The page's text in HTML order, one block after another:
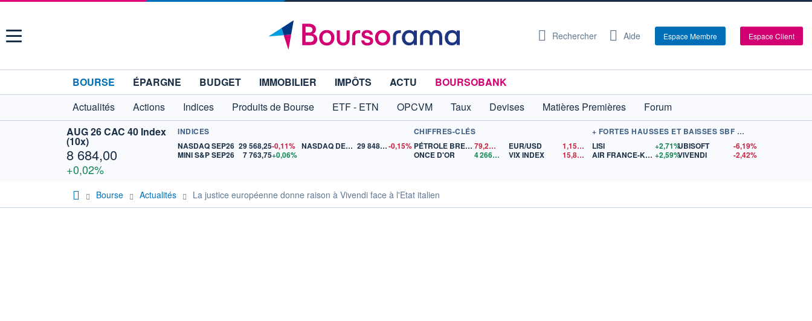
Menu Rechercher Aide Espace Membre Espace Client
BOURSE ÉPARGNE BUDGET IMMOBILIER IMPÔTS ACTU
BOURSOBANK
Actualités
Actions Indices Produits de Bourse ETF - ETN OPCVM Taux Devises Matières Premières
Forum
AUG 26 CAC 40 Index
(10x)
8 684,00
+0,02%
INDICES
NASDAQ SEP26 29 568,25-0,11%
MINI S&P SEP26
7 763,75+0,06%
NASDAQ DEC26 29 848,50-0,15%
CHIFFRES-CLÉS
PÉTROLE BRENT
79,21$US
ONCE D'OR
4 266,80 $US
EUR/USD 1,1548
$US
VIX INDEX
15,81$US
+ FORTES HAUSSES ET BAISSES SBF 120
LISI
+2,71%
AIR FRANCE-KLM +2,59%
UBISOFT
-6,19%
VIVENDI
-2,42%
Bourse Actualités La justice européenne donne raison à Vivendi face à l'Etat italien